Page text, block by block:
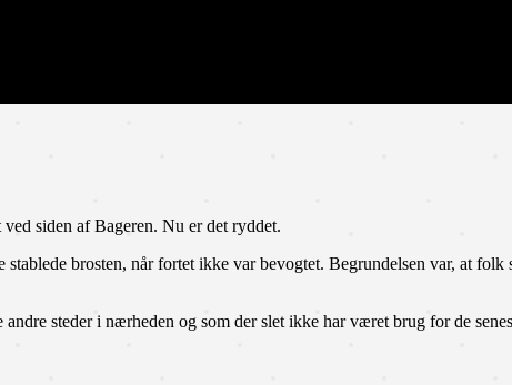
siden af Bageren. Nu er det ryddet.
brosten, når fortet ikke var bevogtet. Begrundelsen var, at
steder i nærheden og som der slet ikke har været brug for de